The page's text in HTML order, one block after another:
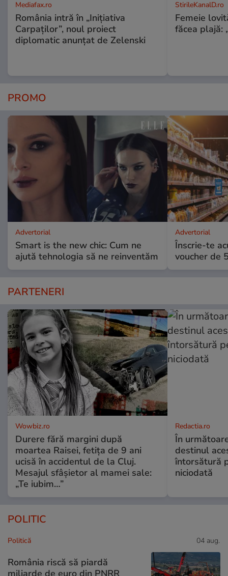
Mediafax.ro
România intră în „Inițiativa
Carpaților”, noul proiect
diplomatic anunțat de Zelenski
StirileKanalD.ro
Femeie
făcea plajă:
PROMO
Advertorial
Smart is the new chic: Cum ne
ajută tehnologia să ne reinventăm
Advertorial
Înscrie-te
voucher de
PARTENERI
Wowbiz.ro
Durere fără margini după
moartea Raisei, fetița de 9 ani
ucisă în accidentul de la Cluj.
Mesajul sfâșietor al mamei sale:
„Te iubim…”
Redactia.ro
În
destinul
întorsătură
niciodată
POLITIC
Politică 04 aug.
România riscă să piardă
miliarde de euro din PNRR